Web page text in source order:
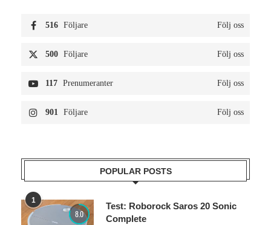
516 Följare Följ oss
500 Följare Följ oss
117 Prenumeranter Följ oss
901 Följare Följ oss
POPULAR POSTS
1
8.0
Test: Roborock Saros 20 Sonic
Complete